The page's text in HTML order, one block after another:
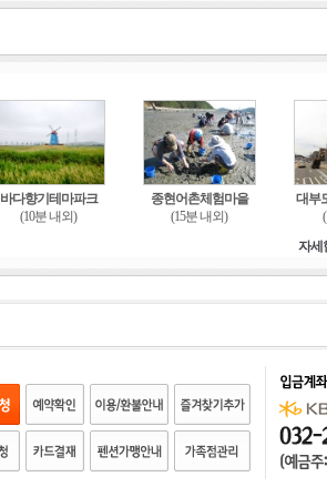
바다향기테마파크
(10분 내외)
종현어촌체험마을
(15분 내외)
대부
자세